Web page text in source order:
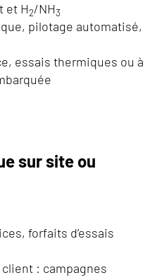
et H2/NH3
pilotage automatisé,
essais thermiques ou à
sur site ou
forfaits d’essais
: campagnes